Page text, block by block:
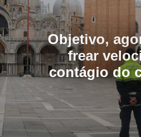
Objetivo,
frear
contágio do